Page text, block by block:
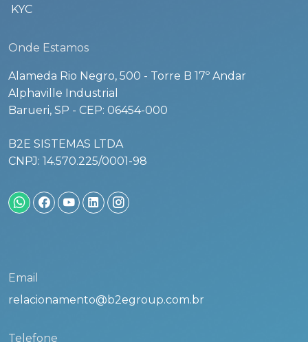
KYC
Onde Estamos
Alameda Rio Negro, 500 - Torre B 17º Andar
Alphaville Industrial
Barueri, SP - CEP: 06454-000
B2E SISTEMAS LTDA
CNPJ: 14.570.225/0001-98
Email
relacionamento@b2egroup.com.br
Telefone